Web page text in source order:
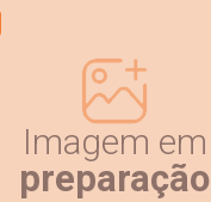
Imagem em
preparação